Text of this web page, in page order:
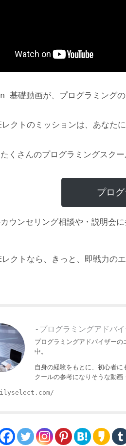
基礎動画が、プログラミングの
レクトのミッションは、あなた
くさんのプログラミングスクー
プロ
ウンセリング相談や・説明会
レクトなら、きっと、即戦力の
-プログラミングアドバ
プログラミングアドバイザー
中。
自身の経験をもとに、初心者
クールの参考になりそうな動画